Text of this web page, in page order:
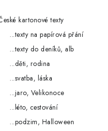
kartonové texty
...texty na papírová přání
...texty do deníků, alb
...děti, rodina
...svatba, láska
...jaro, Velikonoce
...léto, cestování
...podzim, Halloween